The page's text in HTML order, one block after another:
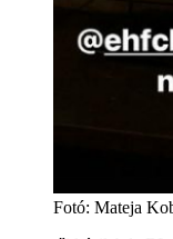
Fotó: Mateja